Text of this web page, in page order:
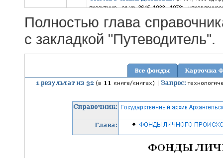
Полностью глава
с закладкой "Путеводитель".